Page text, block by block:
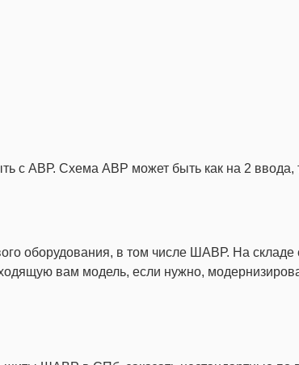
с АВР. Схема АВР может быть как на 2 ввода,
оборудования, в том числе ШАВР. На складе
вам модель, если нужно,